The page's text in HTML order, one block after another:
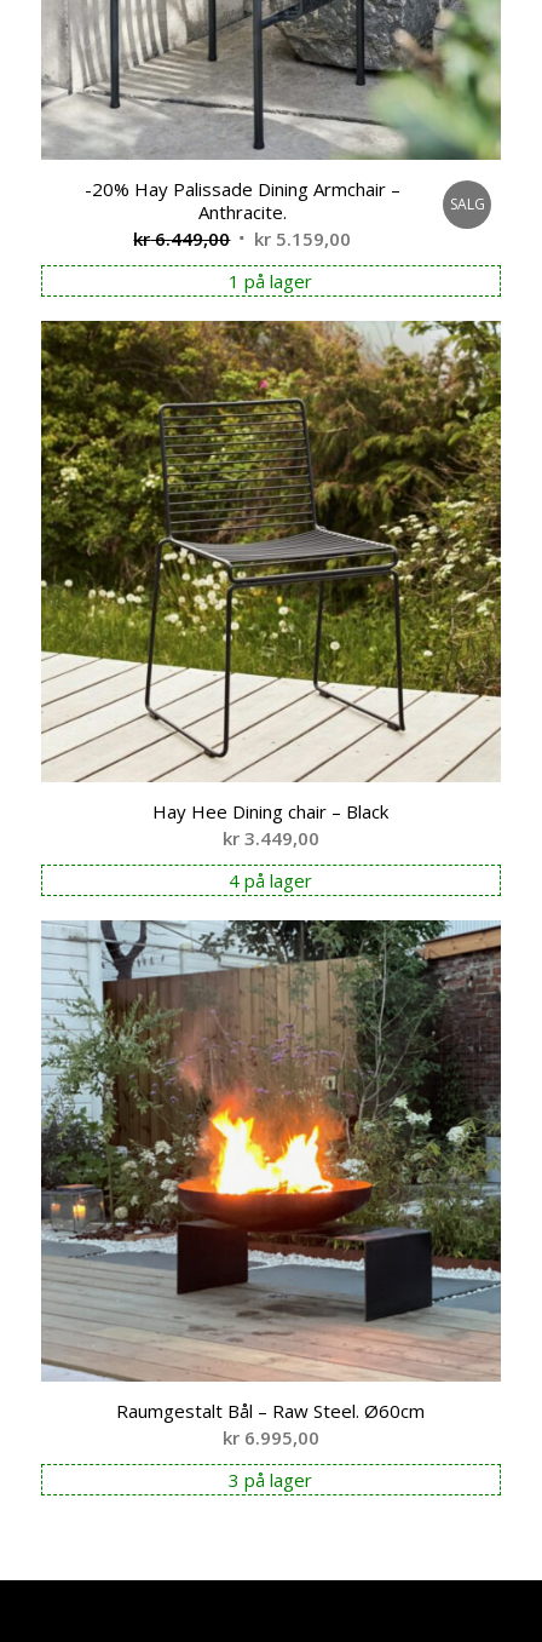
-20% Hay Palissade Dining Armchair –
Anthracite.
kr6.449,00 Opprinnelig
pris
var:
kr 6.449,00.
kr 5.159,00
pris
er:
kr 5.159,00.
SALG
1 på lager
Hay Hee Dining chair – Black
kr3.449,00
4 på lager
Raumgestalt Bål – Raw Steel. Ø60cm
kr6.995,00
3 på lager